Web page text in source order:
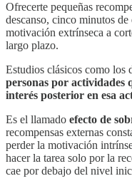
Ofrecerte pequeñas
descanso, cinco minutos
motivación extrínseca a
largo plazo.
Estudios clásicos como los
personas por actividades
interés posterior en esa
Es el llamado efecto de
recompensas externas
perder la motivación
hacer la tarea solo por la
cae por debajo del nivel